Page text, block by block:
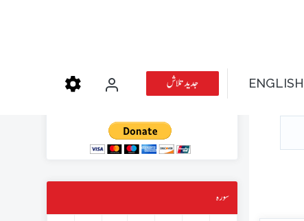
ENGLISH جدید تلاش
عطیہ دیجئے
کتابیں، میگزین، خطابات اور دیگر اسلامک لٹریچر آن لائن کرنے کیلئے اس کار
سورہ